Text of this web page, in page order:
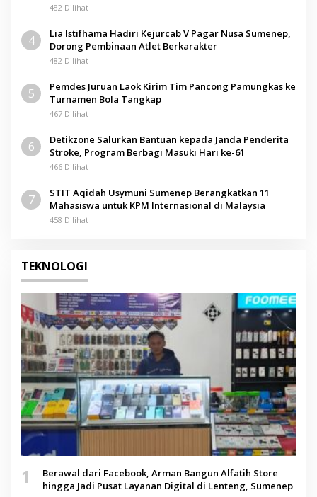
482 Dilihat
4
Lia Istifhama Hadiri Kejurcab V Pagar Nusa Sumenep,
Dorong Pembinaan Atlet Berkarakter
482 Dilihat
5
Pemdes Juruan Laok Kirim Tim Pancong Pamungkas ke
Turnamen Bola Tangkap
467 Dilihat
6
Detikzone Salurkan Bantuan kepada Janda Penderita
Stroke, Program Berbagi Masuki Hari ke-61
466 Dilihat
7
STIT Aqidah Usymuni Sumenep Berangkatkan 11
Mahasiswa untuk KPM Internasional di Malaysia
458 Dilihat
TEKNOLOGI
1
Berawal dari Facebook, Arman Bangun Alfatih Store
hingga Jadi Pusat Layanan Digital di Lenteng, Sumenep